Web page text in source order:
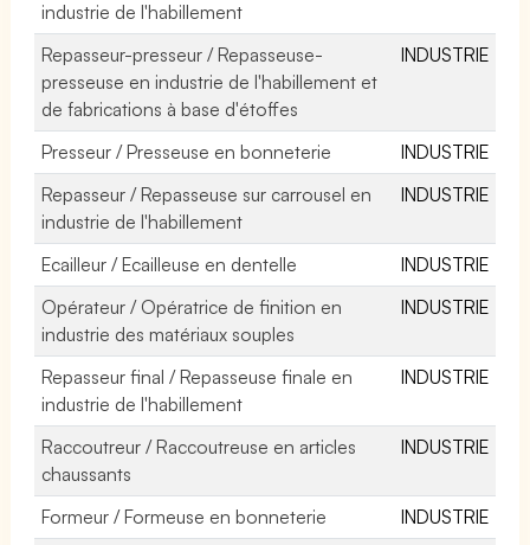
industrie de l'habillement
Repasseur-presseur / Repasseuse-
presseuse en industrie de l'habillement et
de fabrications à base d'étoffes
INDUSTRIE
Presseur / Presseuse en bonneterie
INDUSTRIE
Repasseur / Repasseuse sur carrousel en
industrie de l'habillement
INDUSTRIE
Ecailleur / Ecailleuse en dentelle
INDUSTRIE
Opérateur / Opératrice de finition en
industrie des matériaux souples
INDUSTRIE
Repasseur final / Repasseuse finale en
industrie de l'habillement
INDUSTRIE
Raccoutreur / Raccoutreuse en articles
chaussants
INDUSTRIE
Formeur / Formeuse en bonneterie
INDUSTRIE